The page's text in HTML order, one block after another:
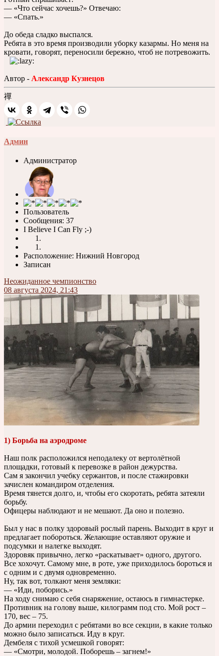
— «Что сейчас хочешь?» Отвечаю:
— «Спать.»
До обеда сладко выспался.
Ребята в это время производили уборку казармы. Но меня на
кровати, говорят, переносили бережно, чтоб не потревожить.
Автор - Александр Кузнецов
禪
Админ
Администратор
Пользователь
Сообщения: 37
I Believe I Can Fly ;-)
Расположение: Нижний Новгород
Записан
Неожиданное чемпионство
08 августа 2024, 21:43
1) Борьба на аэродроме
Наш полк расположился неподалеку от вертолётной
площадки, готовый к перевозке в район дежурства.
Сам я закончил учебку сержантов, и после стажировки
зачислен командиром отделения.
Время тянется долго, и, чтобы его скоротать, ребята затеяли
борьбу.
Офицеры наблюдают и не мешают. Да оно и полезно.
Был у нас в полку здоровый рослый парень. Выходит в круг и
предлагает побороться. Желающие оставляют оружие и
подсумки и налегке выходят.
Здоровяк привычно, легко «раскатывает» одного, другого.
Все хохочут. Самому мне, в роте, уже приходилось бороться и
с одним и с двумя одновременно.
Ну, так вот, толкают меня земляки:
— «Иди, поборись.»
На ходу снимаю с себя снаряжение, остаюсь в гимнастерке.
Противник на голову выше, килограмм под сто. Мой рост –
170, вес – 75.
До армии переходил с ребятами во все секции, в какие только
можно было записаться. Иду в круг.
Дембеля с тихой усмешкой говорят:
— «Смотри, молодой. Поборешь – загнем!»